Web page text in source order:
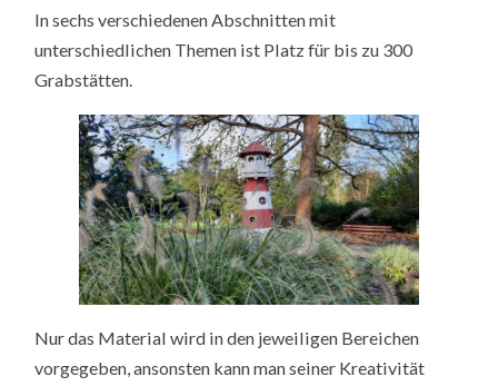
In sechs verschiedenen Abschnitten mit
unterschiedlichen Themen ist Platz für bis zu 300
Grabstätten.
Nur das Material wird in den jeweiligen Bereichen
vorgegeben, ansonsten kann man seiner Kreativität